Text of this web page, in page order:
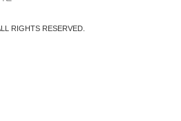
RIGHTS RESERVED.